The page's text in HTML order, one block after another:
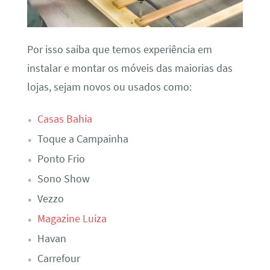
Por isso saiba que temos experiência em
instalar e montar os móveis das maiorias das
lojas, sejam novos ou usados como:
Casas Bahia
Toque a Campainha
Ponto Frio
Sono Show
Vezzo
Magazine Luiza
Havan
Carrefour